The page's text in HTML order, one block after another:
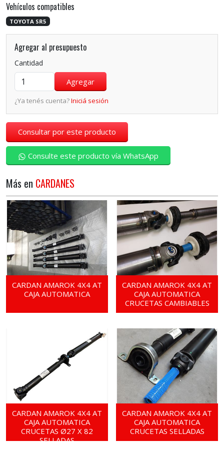
Vehículos compatibles
TOYOTA SR5
Agregar al presupuesto
Cantidad
¿Ya tenés cuenta?Iniciá sesión
Consultar por este producto
Consulte este producto vía WhatsApp
Más en CARDANES
CARDAN AMAROK 4X4 AT
CAJA AUTOMATICA
CARDAN AMAROK 4X4 AT
CAJA AUTOMATICA
CRUCETAS CAMBIABLES
CARDAN AMAROK 4X4 AT
CAJA AUTOMATICA
CRUCETAS Ø27 X 82
SELLADAS
CARDAN AMAROK 4X4 AT
CAJA AUTOMATICA
CRUCETAS SELLADAS